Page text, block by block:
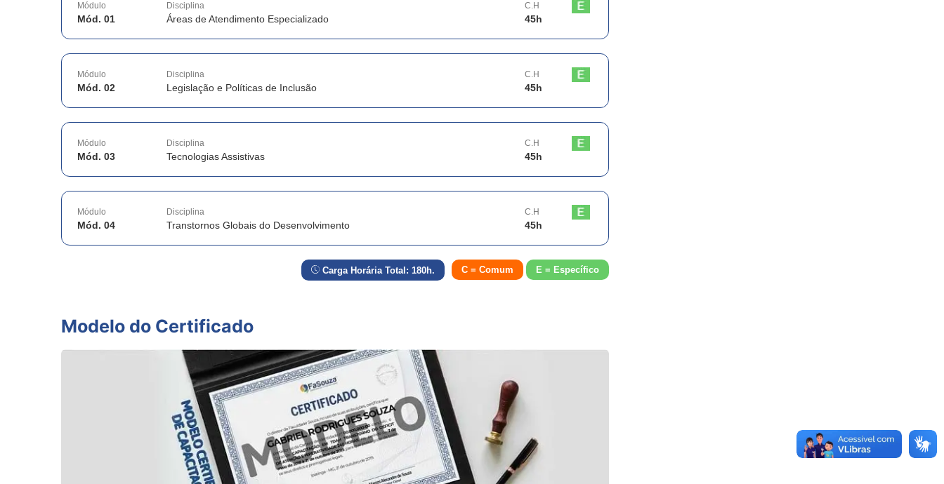
Módulo
Mód. 01
Disciplina
Áreas de Atendimento Especializado
C.H
45h
Módulo
Mód. 02
Disciplina
Legislação e Políticas de Inclusão
C.H
45h
Módulo
Mód. 03
Disciplina
Tecnologias Assistivas
C.H
45h
Módulo
Mód. 04
Disciplina
Transtornos Globais do Desenvolvimento
C.H
45h
Carga Horária Total: 180h. C = Comum E = Específico
Modelo do Certificado